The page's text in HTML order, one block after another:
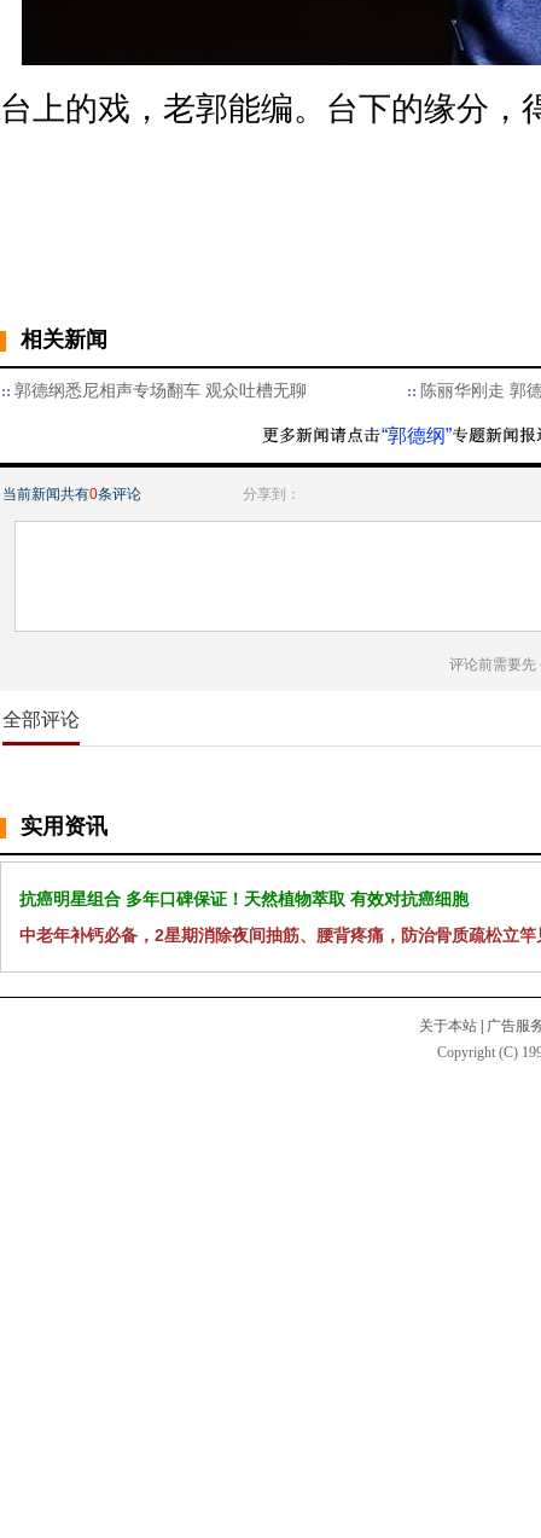
台上的戏，老郭能编。台下的缘分，
相关新闻
郭德纲悉尼相声专场翻车 观众吐槽无聊 陈丽华刚走 郭
“郭德纲”
当前新闻共有0条评论 分享到：
评论前需要先
全部评论
实用资讯
抗癌明星组合 多年口碑保证！天然植物萃取 有效对抗癌细胞
中老年补钙必备，2星期消除夜间抽筋、腰背疼痛，防治骨质疏松立竿
关于本站
广告服
Copyright (C)